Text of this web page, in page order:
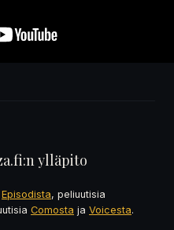
ylläpito
Episodista, peliuutisia
Comosta ja Voicesta.